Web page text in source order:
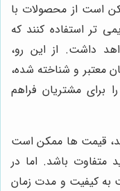
است از محصولات با
تر استفاده کنند که
داشت. از این رو،
معتبر و شناخته شده،
برای مشتریان فراهم
قیمت ها ممکن است
متفاوت باشد. اما در
به کیفیت و مدت زمان